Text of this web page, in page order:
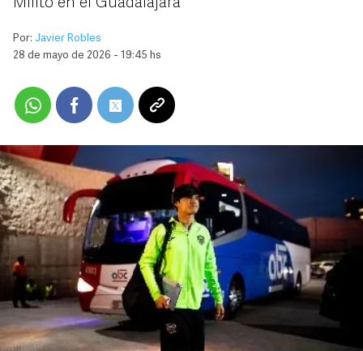
Milito en el Guadalajara
Por: Javier Robles
28 de mayo de 2026 - 19:45 hs